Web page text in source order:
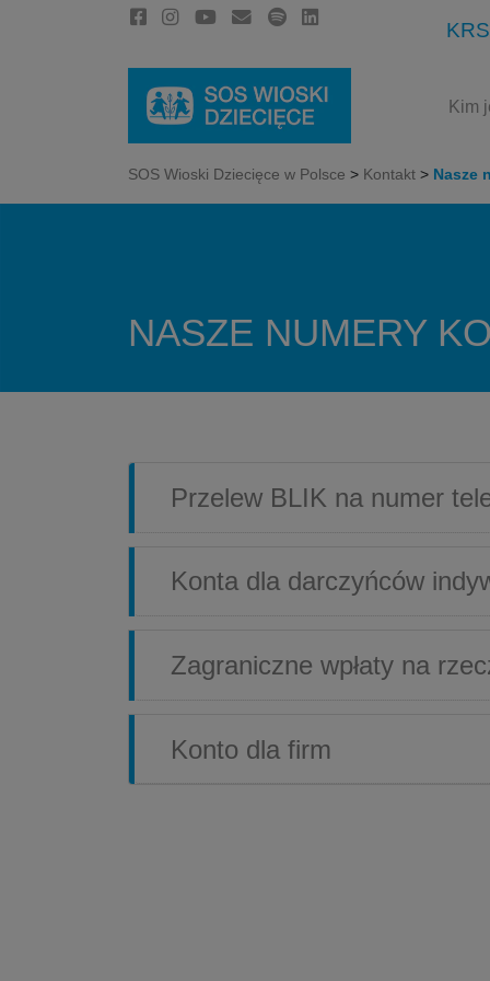
Kim
SOS Wioski Dziecięce w Polsce > Kontakt > Nasze
NASZE NUMERY
Przelew BLIK na numer
Konta dla darczyńców
Zagraniczne wpłaty na
Konto dla firm